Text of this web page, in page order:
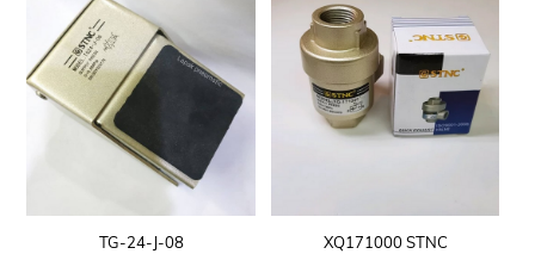
TG-24-J-08 XQ171000 STNC